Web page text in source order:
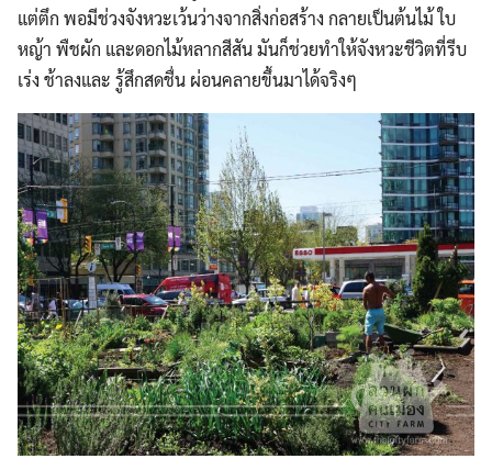
แต่ตึก พอมีช่วงจังหวะเว้นว่างจากสิ่งก่อสร้าง กลายเป็นต้นไม้ ใบ
หญ้า พืชผัก และดอกไม้หลากสีสัน มันก็ช่วยทำให้จังหวะชีวิตที่รีบ
เร่ง ช้าลงและ รู้สึกสดชื่น ผ่อนคลายขึ้นมาได้จริงๆ